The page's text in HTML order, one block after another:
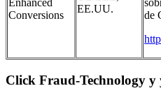
Enhanced
Conversions
EE.UU.
de
Click Fraud-Technology y